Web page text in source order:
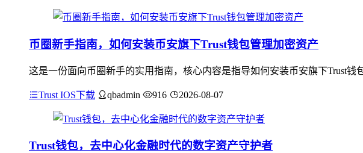
币圈新手指南，如何安装币安旗下Trust钱包管理加密资产
这是一份面向币圈新手的实用指南，核心内容是指导如何安装币安旗下Trust
Trust IOS下载 qbadmin 916 2026-08-07
Trust钱包，去中心化金融时代的数字资产守护者